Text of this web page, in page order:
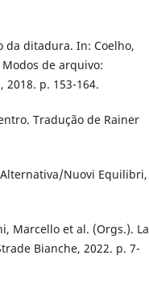
da ditadura. In: Coelho,
de arquivo:
p. 153-164.
Tradução de Rainer
Nuovi Equilibri,
Marcello et al. (Orgs.). La
Bianche, 2022. p. 7-